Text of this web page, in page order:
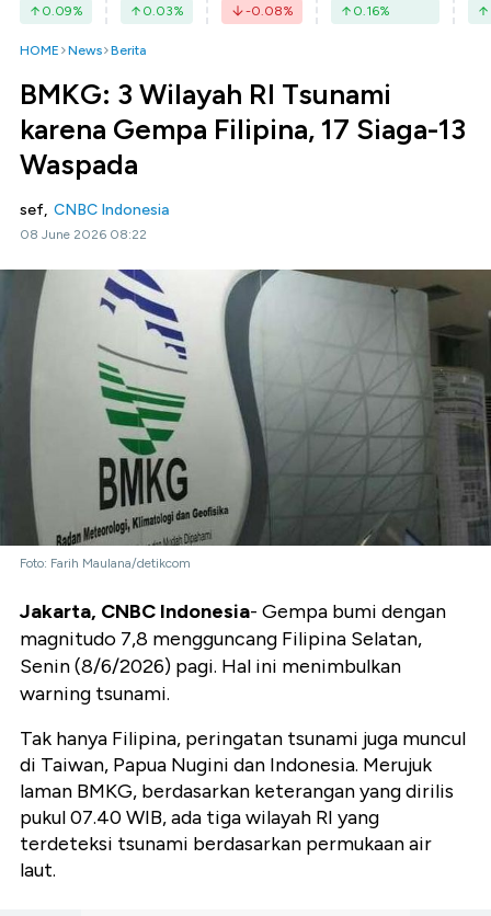
0.09% 0.03% -0.08% 0.16%
HOME News Berita
BMKG: 3 Wilayah RI Tsunami
karena Gempa Filipina, 17 Siaga-13
Waspada
sef, CNBC Indonesia
08 June 2026 08:22
Foto: Farih Maulana/detikcom
Jakarta, CNBC Indonesia- Gempa bumi dengan
magnitudo 7,8 mengguncang Filipina Selatan,
Senin (8/6/2026) pagi. Hal ini menimbulkan
warning tsunami.
Tak hanya Filipina, peringatan tsunami juga muncul
di Taiwan, Papua Nugini dan Indonesia. Merujuk
laman BMKG, berdasarkan keterangan yang dirilis
pukul 07.40 WIB, ada tiga wilayah RI yang
terdeteksi tsunami berdasarkan permukaan air
laut.